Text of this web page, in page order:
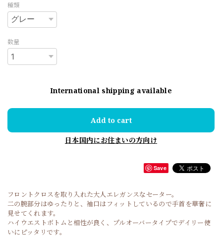
種類
数量
International shipping available
Add to cart
日本国内にお住まいの方向け
Save
フロントクロスを取り入れた大人エレガンスなセーター。
二の腕部分はゆったりと、袖口はフィットしているので手首を華奢に
見せてくれます。
ハイウエストボトムと相性が良く、プルオーバータイプでデイリー使
いにピッタリです。